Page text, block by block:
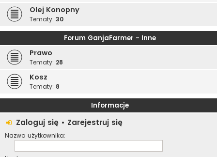
Olej Konopny
Tematy: 30
Forum GanjaFarmer - Inne
Prawo
Tematy: 28
Kosz
Tematy: 8
Informacje
Zaloguj się • Zarejestruj się
Nazwa użytkownika: